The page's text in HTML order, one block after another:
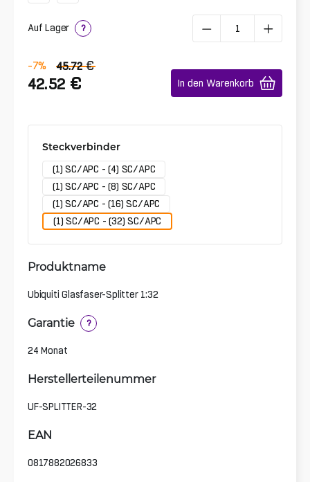
Auf Lager ?
-7% 45.72 €
42.52 € In den Warenkorb
Steckverbinder
(1) SC/APC - (4) SC/APC
(1) SC/APC - (8) SC/APC
(1) SC/APC - (16) SC/APC
(1) SC/APC - (32) SC/APC
Produktname
Ubiquiti Glasfaser-Splitter 1:32
Garantie ?
24 Monat
Herstellerteilenummer
UF-SPLITTER-32
EAN
0817882026833